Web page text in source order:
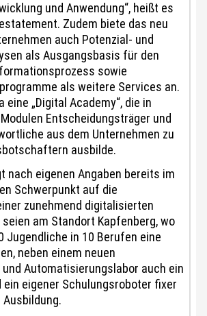
und Anwendung“, heißt es
Zudem biete das neu
auch Potenzial- und
als Ausgangsbasis für den
sowie
als weitere Services an.
eine „Digital Academy“, die in
Entscheidungsträger und
aus dem Unternehmen zu
ausbilde.
nach eigenen Angaben bereits im
Schwerpunkt auf die
zunehmend digitalisierten
am Standort Kapfenberg, wo
Jugendliche in 10 Berufen eine
neben einem neuen
Automatisierungslabor auch ein
ein eigener Schulungsroboter fixer